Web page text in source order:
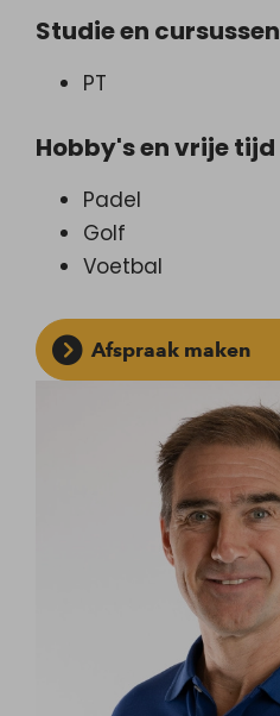
Studie en cursussen
PT
Hobby's en vrije tijd
Padel
Golf
Voetbal
Afspraak maken